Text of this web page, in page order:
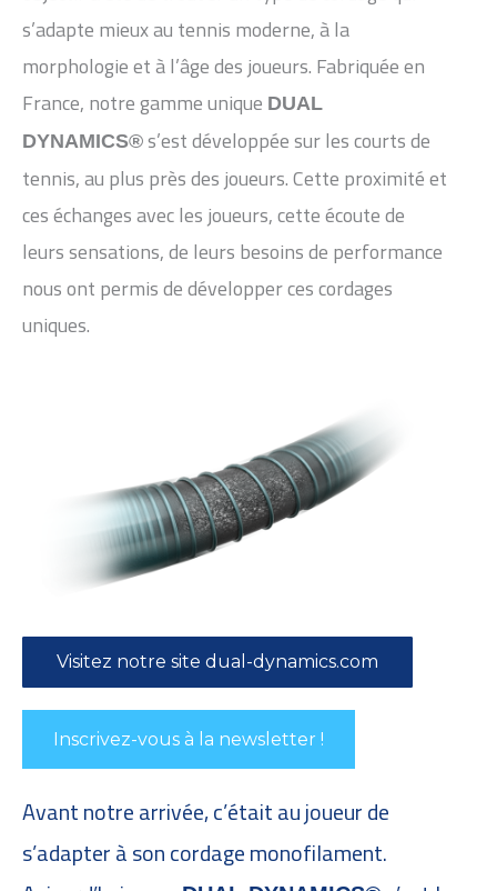
s’adapte mieux au tennis moderne, à la
morphologie et à l’âge des joueurs. Fabriquée en
France, notre gamme unique DUAL
DYNAMICS® s’est développée sur les courts de
tennis, au plus près des joueurs. Cette proximité et
ces échanges avec les joueurs, cette écoute de
leurs sensations, de leurs besoins de performance
nous ont permis de développer ces cordages
uniques.
Visitez notre site dual-dynamics.com
Inscrivez-vous à la newsletter !
Avant notre arrivée, c’était au joueur de
s’adapter à son cordage monofilament.